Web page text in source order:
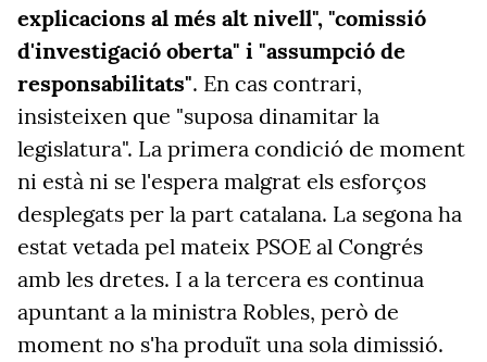
explicacions al més alt nivell", "comissió
d'investigació oberta" i "assumpció de
responsabilitats". En cas contrari,
insisteixen que "suposa dinamitar la
legislatura". La primera condició de moment
ni està ni se l'espera malgrat els esforços
desplegats per la part catalana. La segona ha
estat vetada pel mateix PSOE al Congrés
amb les dretes. I a la tercera es continua
apuntant a la ministra Robles, però de
moment no s'ha produït una sola dimissió.